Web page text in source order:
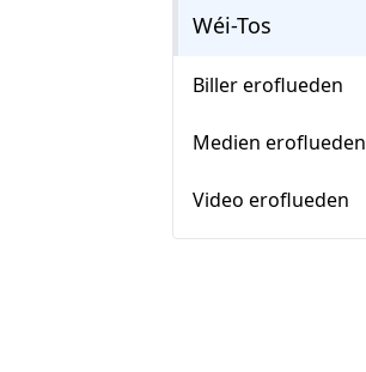
Wéi-Tos
Biller eroflueden
Medien eroflueden
Video eroflueden